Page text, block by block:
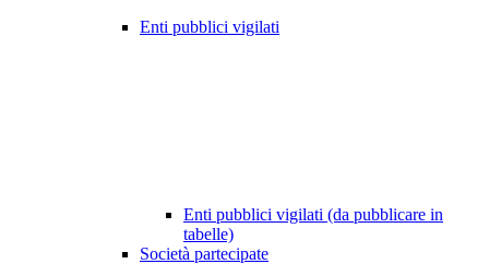
Enti pubblici vigilati
Enti pubblici vigilati (da pubblicare in
tabelle)
Società partecipate